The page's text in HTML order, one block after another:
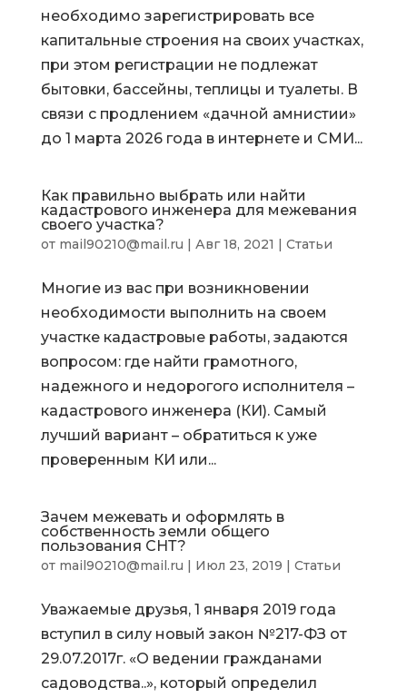
необходимо зарегистрировать все
капитальные строения на своих участках,
при этом регистрации не подлежат
бытовки, бассейны, теплицы и туалеты. В
связи с продлением «дачной амнистии»
до 1 марта 2026 года в интернете и СМИ...
Как правильно выбрать или найти
кадастрового инженера для межевания
своего участка?
от mail90210@mail.ru | Авг 18, 2021 | Статьи
Многие из вас при возникновении
необходимости выполнить на своем
участке кадастровые работы, задаются
вопросом: где найти грамотного,
надежного и недорогого исполнителя –
кадастрового инженера (КИ). Самый
лучший вариант – обратиться к уже
проверенным КИ или...
Зачем межевать и оформлять в
собственность земли общего
пользования СНТ?
от mail90210@mail.ru | Июл 23, 2019 | Статьи
Уважаемые друзья, 1 января 2019 года
вступил в силу новый закон №217-ФЗ от
29.07.2017г. «О ведении гражданами
садоводства..», который определил